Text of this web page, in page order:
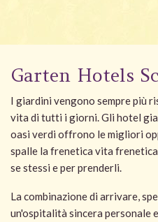
Garten Hotels
I giardini vengono sempre più
vita di tutti i giorni. Gli hotel
oasi verdi offrono le migliori
spalle la frenetica vita
se stessi e per prenderli.
La combinazione di arrivare,
un'ospitalità sincera personale